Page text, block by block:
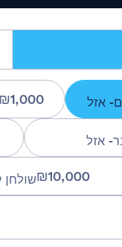
אזל
אזל
₪10,000שולחן